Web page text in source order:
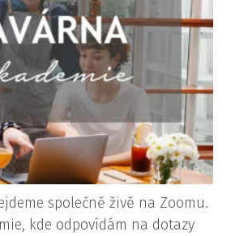
společně živě na Zoomu.
kde odpovídám na dotazy